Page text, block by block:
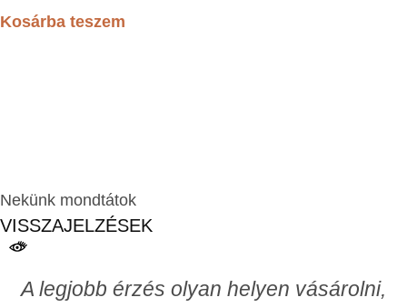
Kosárba teszem
Nekünk mondtátok
VISSZAJELZÉSEK
A legjobb érzés olyan helyen vásárolni,